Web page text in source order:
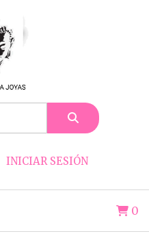
INICIAR SESIÓN
0